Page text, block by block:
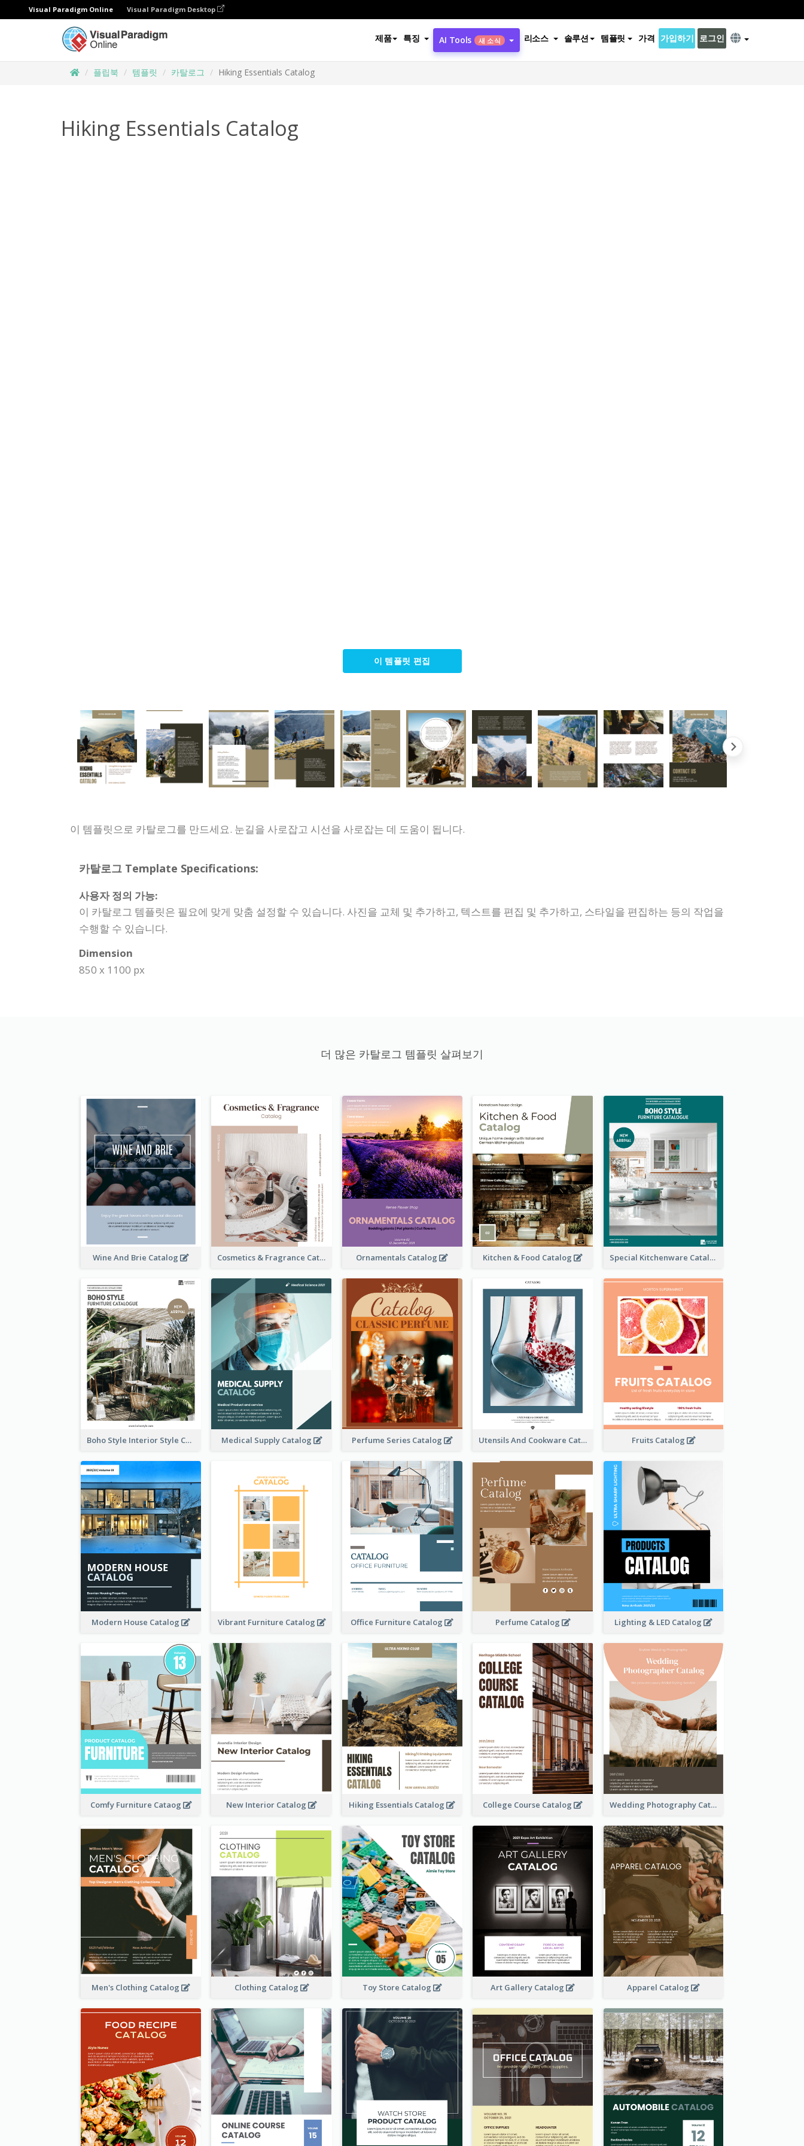
Visual Paradigm Online Visual Paradigm Desktop
제품 특징 AI Tools 새 소식 리소스 솔루션 템플릿 가격 가입하기 로그인
플립북 템플릿 카탈로그 Hiking Essentials Catalog
Hiking Essentials Catalog
이 템플릿 편집
이 템플릿으로 카탈로그를 만드세요. 눈길을 사로잡고 시선을 사로잡는 데 도움이 됩니다.
카탈로그 Template Specifications:
사용자 정의 가능:
이 카탈로그 템플릿은 필요에 맞게 맞춤 설정할 수 있습니다. 사진을 교체 및 추가하고, 텍스트를 편집 및 추가하고, 스타일을 편집하는 등의 작업을
수행할 수 있습니다.
Dimension
850 x 1100 px
더 많은 카탈로그 템플릿 살펴보기
Wine And Brie Catalog Cosmetics & Fragrance Catalog Ornamentals Catalog Kitchen & Food Catalog Special Kitchenware Catalog
Boho Style Interior Style Catalog Medical Supply Catalog Perfume Series Catalog Utensils And Cookware Catalog Fruits Catalog
Modern House Catalog Vibrant Furniture Catalog Office Furniture Catalog Perfume Catalog Lighting & LED Catalog
Comfy Furniture Cataog New Interior Catalog Hiking Essentials Catalog College Course Catalog Wedding Photography Catalog
Men's Clothing Catalog Clothing Catalog Toy Store Catalog Art Gallery Catalog Apparel Catalog